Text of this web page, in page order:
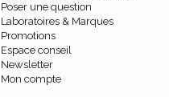
Poser une question
Laboratoires & Marques
Promotions
Espace conseil
Newsletter
Mon compte